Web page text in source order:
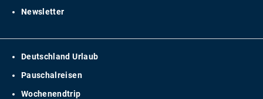
Newsletter
Deutschland Urlaub
Pauschalreisen
Wochenendtrip